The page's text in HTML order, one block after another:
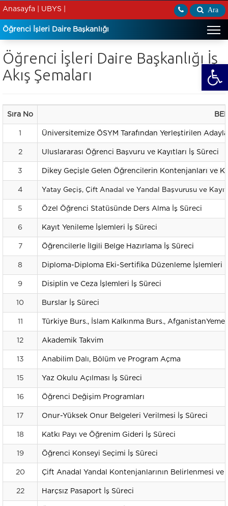
Ara
Anasayfa | UBYS |
Öğrenci İşleri Daire Başkanlığı
Öğrenci İşleri Daire Başkanlığı İş
Akış Şemaları
Sıra No
1 Üniversitemize ÖSYM Tarafından Yerleştirilen
2 Uluslararası Öğrenci Başvuru ve Kayıtları İş Süreci
3 Dikey Geçişle Gelen Öğrencilerin Kontenjanları ve
4 Yatay Geçiş, Çift Anadal ve Yandal Başvurusu ve
5 Özel Öğrenci Statüsünde Ders Alma İş Süreci
6 Kayıt Yenileme İşlemleri İş Süreci
7 Öğrencilerle İlgili Belge Hazırlama İş Süreci
8 Diploma-Diploma Eki-Sertifika Düzenleme İşlemleri
9 Disiplin ve Ceza İşlemleri İş Süreci
10 Burslar İş Süreci
11 Türkiye Burs., İslam Kalkınma Burs.,
12 Akademik Takvim
13 Anabilim Dalı, Bölüm ve Program Açma
15 Yaz Okulu Açılması İş Süreci
16 Öğrenci Değişim Programları
17 Onur-Yüksek Onur Belgeleri Verilmesi İş Süreci
18 Katkı Payı ve Öğrenim Gideri İş Süreci
19 Öğrenci Konseyi Seçimi İş Süreci
20 Çift Anadal Yandal Kontenjanlarının Belirlenmesi ve
22 Harçsız Pasaport İş Süreci